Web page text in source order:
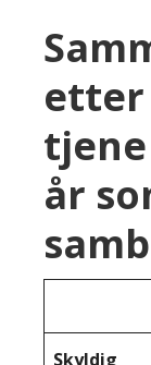
etter
tjene
år
Skyldig